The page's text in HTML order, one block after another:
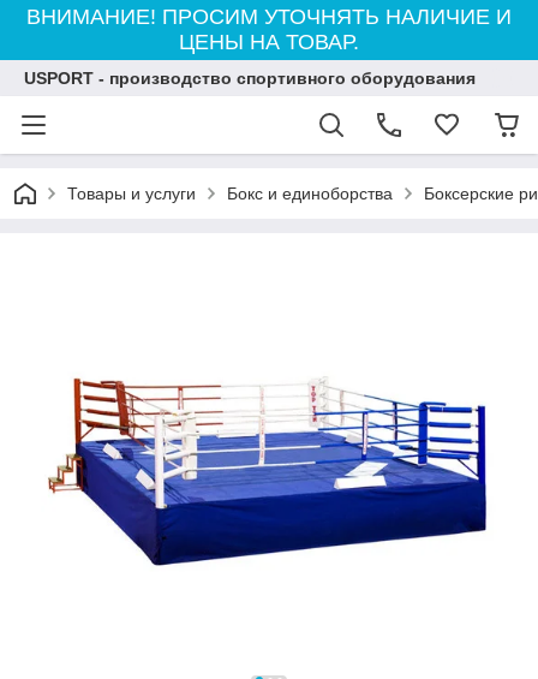
ВНИМАНИЕ! ПРОСИМ УТОЧНЯТЬ НАЛИЧИЕ И
ЦЕНЫ НА ТОВАР.
USPORT - производство спортивного оборудования
Товары и услуги Бокс и единоборства Боксерские